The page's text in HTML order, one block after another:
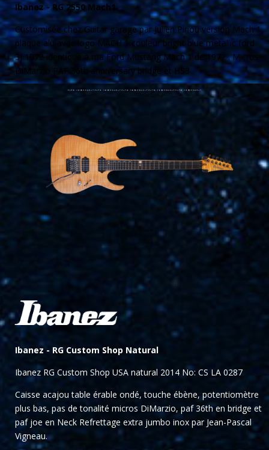
Ibanez - RG 2550 Mach1
Customisée chez Guitar garage par Julien Piriou version Mach 1
plaque alu avec logo MACH 1 couleur bright blue metallic ford
3J 1972 identique à ma Ford Mustang Mach 1 de 1972 . Micros
DiMarzio PAF 36th anniversary bridge et HS3
Ibanez - RG Custom Shop Natural
Ibanez RG Custom Shop USA natural 2014 No: CS LA 0287
Caisse acajou table érable ondé, touche ébène, potentiomètre
plus bas, pas de tonalité micros DiMarzio, paf 36th en bridge et
paf joe en Neck Refrettage extra jumbo inox par Jean-Pascal
Vigneau.